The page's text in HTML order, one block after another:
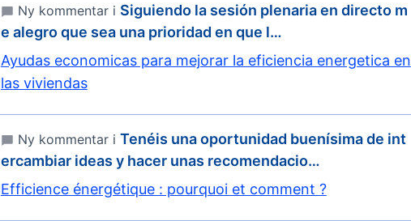
Ny kommentar i Siguiendo la sesión plenaria en directo m
e alegro que sea una prioridad en que l…
Ayudas economicas para mejorar la eficiencia energetica en
las viviendas
Ny kommentar i Tenéis una oportunidad buenísima de int
ercambiar ideas y hacer unas recomendacio…
Efficience énergétique : pourquoi et comment ?